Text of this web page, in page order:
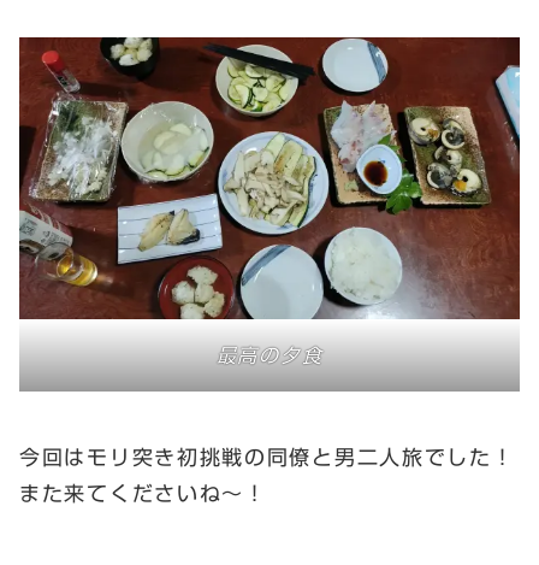
最高の夕食
今回はモリ突き初挑戦の同僚と男二人旅でした！
また来てくださいね～！